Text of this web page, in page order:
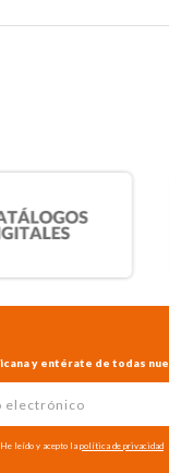
y entérate de todas
He leído y acepto la política de privacidad